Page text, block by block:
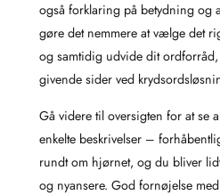
også forklaring på betydning og
gøre det nemmere at vælge det
og samtidig udvide dit ordforråd,
givende sider ved
Gå videre til oversigten for at se
enkelte beskrivelser –
rundt om hjørnet, og du bliver
og nyansere. God fornøjelse